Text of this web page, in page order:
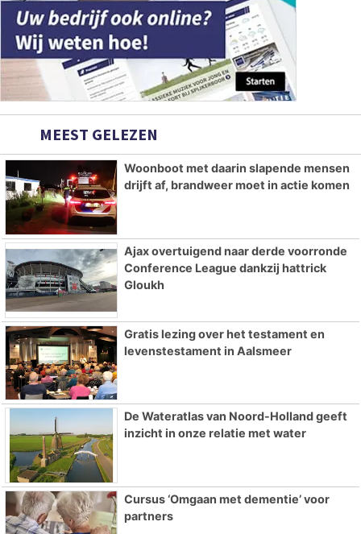
MEEST GELEZEN
Woonboot met daarin slapende mensen
drijft af, brandweer moet in actie komen
Ajax overtuigend naar derde voorronde
Conference League dankzij hattrick
Gloukh
Gratis lezing over het testament en
levenstestament in Aalsmeer
De Wateratlas van Noord-Holland geeft
inzicht in onze relatie met water
Cursus ‘Omgaan met dementie’ voor
partners